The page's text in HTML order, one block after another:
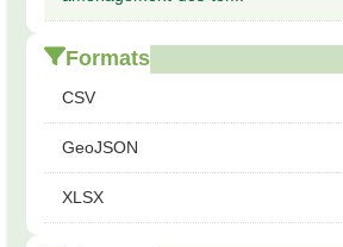
Formats
CSV
GeoJSON
XLSX